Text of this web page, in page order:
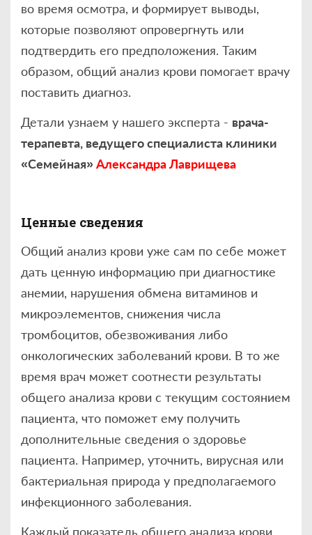
во время осмотра, и формирует выводы,
которые позволяют опровергнуть или
подтвердить его предположения. Таким
образом, общий анализ крови помогает врачу
поставить диагноз.
Детали узнаем у нашего эксперта - врача-
терапевта, ведущего специалиста клиники
«Семейная»Александра Лаврищева
Ценные сведения
Общий анализ крови уже сам по себе может
дать ценную информацию при диагностике
анемии, нарушения обмена витаминов и
микроэлементов, снижения числа
тромбоцитов, обезвоживания либо
онкологических заболеваний крови. В то же
время врач может соотнести результаты
общего анализа крови с текущим состоянием
пациента, что поможет ему получить
дополнительные сведения о здоровье
пациента. Например, уточнить, вирусная или
бактериальная природа у предполагаемого
инфекционного заболевания.
Каждый показатель общего анализа крови